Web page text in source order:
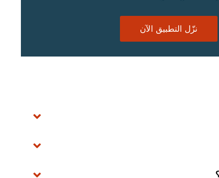
نزّل التطبيق الآن